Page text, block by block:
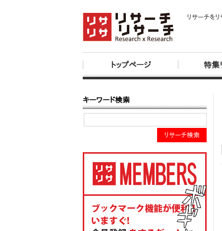
リサーチを
トップページ 特集
キーワード検索
リサーチ検索